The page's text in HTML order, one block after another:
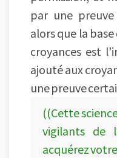
par une
alors que la
croyances est
ajouté aux
une preuve
((Cette
vigilants de
acquérez